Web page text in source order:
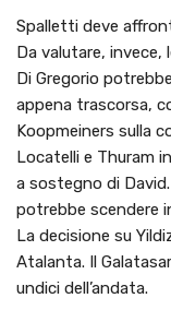
Spalletti deve
Da valutare, invece,
Di Gregorio
appena trascorsa,
Koopmeiners sulla
Locatelli e Thuram
a sostegno di
potrebbe scendere
La decisione su
Atalanta. Il
undici dell’andata.